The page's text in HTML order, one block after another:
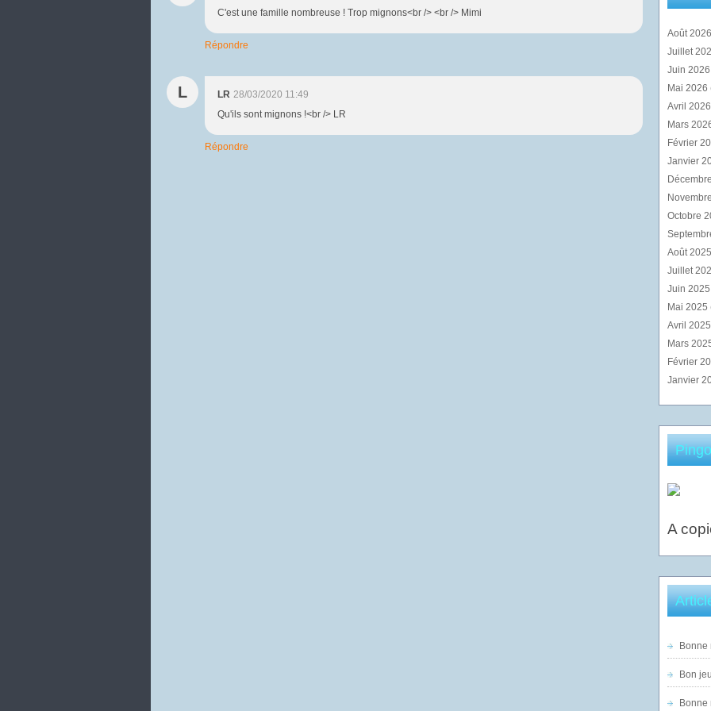
C'est une famille nombreuse ! Trop mignons<br /> <br /> Mimi
Répondre
L LR 28/03/2020 11:49
Qu'ils sont mignons !<br /> LR
Répondre
Août
Juillet
Juin
Mai 2026
Avril
Mars
Février
Janvier
Octobre
Août
Juillet
Juin
Mai 2025
Avril
Mars
Février
Janvier
A
Bonne
Bon
Bonne